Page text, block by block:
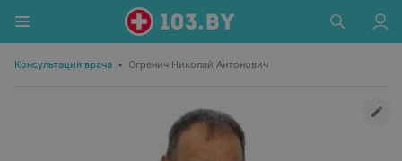
Консультация врача • Огренич Николай Антонович